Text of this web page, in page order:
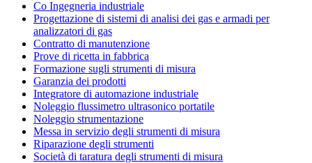
Co Ingegneria industriale
Progettazione di sistemi di analisi dei gas e armadi per
analizzatori di gas
Contratto di manutenzione
Prove di ricetta in fabbrica
Formazione sugli strumenti di misura
Garanzia dei prodotti
Integratore di automazione industriale
Noleggio flussimetro ultrasonico portatile
Noleggio strumentazione
Messa in servizio degli strumenti di misura
Riparazione degli strumenti
Società di taratura degli strumenti di misura